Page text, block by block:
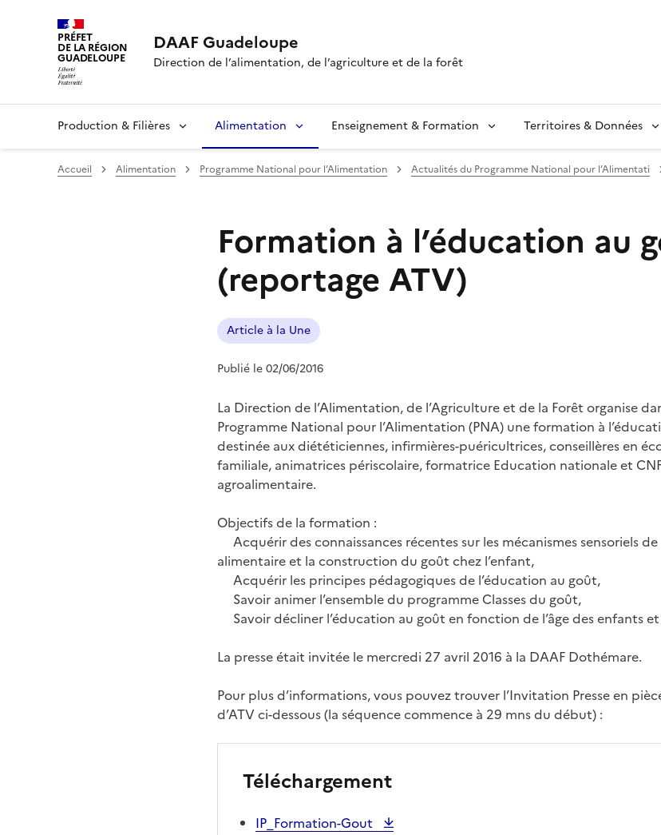
PRÉFET
DE LA RÉGION
GUADELOUPE
DAAF Guadeloupe
Direction de l’alimentation, de l’agriculture et de la forêt
Production & Filières Alimentation Enseignement & Formation Territoires & Données
Accueil Alimentation Programme National pour l’Alimentation Actualités du Programme National pour l’Alimentati
Formation à l’éducation au
(reportage ATV)
Article à la Une
Publié le 02/06/2016
La Direction de l’Alimentation, de l’Agriculture et de la Forêt organise
Programme National pour l’Alimentation (PNA) une formation à
destinée aux diététiciennes, infirmières-puéricultrices, conseillères en
familiale, animatrices périscolaire, formatrice Education nationale et
agroalimentaire.
Objectifs de la formation :
Acquérir des connaissances récentes sur les mécanismes sensoriels
alimentaire et la construction du goût chez l’enfant,
Acquérir les principes pédagogiques de l’éducation au goût,
Savoir animer l’ensemble du programme Classes du goût,
Savoir décliner l’éducation au goût en fonction de l’âge des enfants
La presse était invitée le mercredi 27 avril 2016 à la DAAF Dothémare.
Pour plus d’informations, vous pouvez trouver l’Invitation Presse en
d’ATV ci-dessous (la séquence commence à 29 mns du début) :
Téléchargement
IP_Formation-Gout